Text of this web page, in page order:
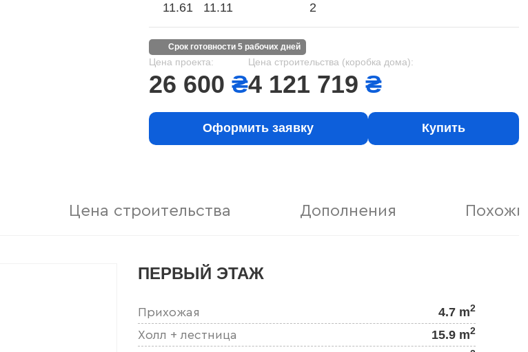
11.61 11.11 2
срок готовности 5 рабочих дней
Цена проекта:
26 600 ₴
Цена строительства (коробка дома):
4 121 719 ₴
Оформить заявку Купить
Цена строительства Дополнения
ПЕРВЫЙ ЭТАЖ
Прихожая 4.7 m2
Холл + лестница 15.9 m2